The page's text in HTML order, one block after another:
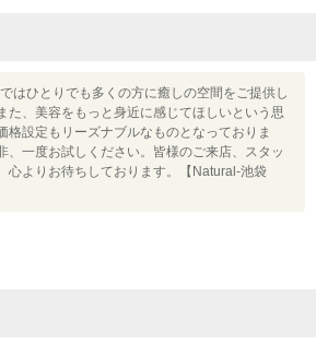
はひとりでも多くの方に癒しの空間をご提供し
た、美容をもっと身近に感じてほしいという思
格設定もリーズナブルなものとなっておりま
、一度お試しください。皆様のご来店、スタッ
心よりお待ちしております。【Natural-池袋